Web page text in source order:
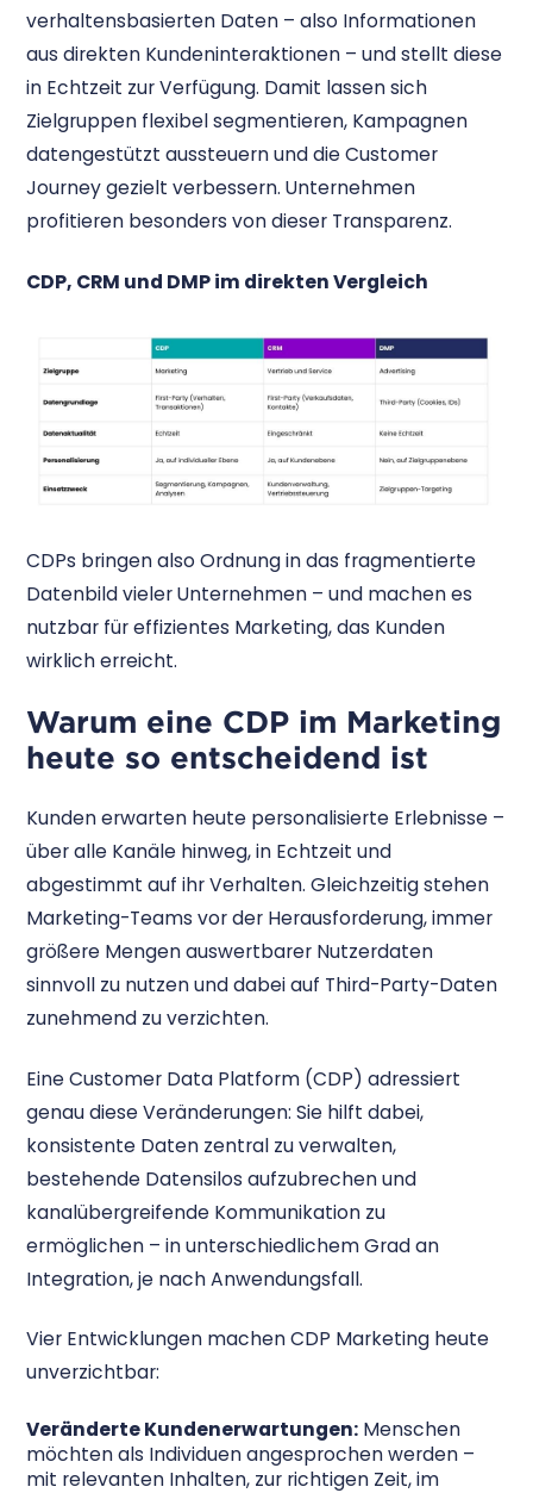
verhaltensbasierten Daten – also Informationen
aus direkten Kundeninteraktionen – und stellt diese
in Echtzeit zur Verfügung. Damit lassen sich
Zielgruppen flexibel segmentieren, Kampagnen
datengestützt aussteuern und die Customer
Journey gezielt verbessern. Unternehmen
profitieren besonders von dieser Transparenz.
CDP, CRM und DMP im direkten Vergleich
CDPs bringen also Ordnung in das fragmentierte
Datenbild vieler Unternehmen – und machen es
nutzbar für effizientes Marketing, das Kunden
wirklich erreicht.
Warum eine CDP im Marketing
heute so entscheidend ist
Kunden erwarten heute personalisierte Erlebnisse –
über alle Kanäle hinweg, in Echtzeit und
abgestimmt auf ihr Verhalten. Gleichzeitig stehen
Marketing-Teams vor der Herausforderung, immer
größere Mengen auswertbarer Nutzerdaten
sinnvoll zu nutzen und dabei auf Third-Party-Daten
zunehmend zu verzichten.
Eine Customer Data Platform (CDP) adressiert
genau diese Veränderungen: Sie hilft dabei,
konsistente Daten zentral zu verwalten,
bestehende Datensilos aufzubrechen und
kanalübergreifende Kommunikation zu
ermöglichen – in unterschiedlichem Grad an
Integration, je nach Anwendungsfall.
Vier Entwicklungen machen CDP Marketing heute
unverzichtbar:
Veränderte Kundenerwartungen: Menschen
möchten als Individuen angesprochen werden –
mit relevanten Inhalten, zur richtigen Zeit, im